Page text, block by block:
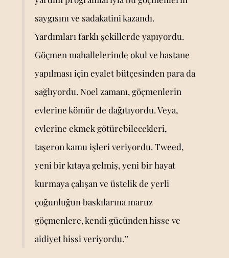
saygısını ve sadakatini kazandı.
Yardımları farklı şekillerde yapıyordu.
Göçmen mahallelerinde okul ve hastane
yapılması için eyalet bütçesinden para da
sağlıyordu. Noel zamanı, göçmenlerin
evlerine kömür de dağıtıyordu. Veya,
evlerine ekmek götürebilecekleri,
taşeron kamu işleri veriyordu. Tweed,
yeni bir kıtaya gelmiş, yeni bir hayat
kurmaya çalışan ve üstelik de yerli
çoğunluğun baskılarına maruz
göçmenlere, kendi gücünden hisse ve
aidiyet hissi veriyordu.’’